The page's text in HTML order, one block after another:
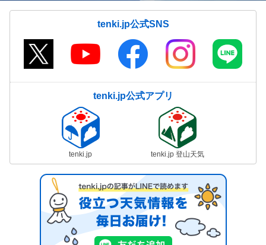
tenki.jp公式SNS
tenki.jp公式アプリ
tenki.jp tenki.jp 登山天気